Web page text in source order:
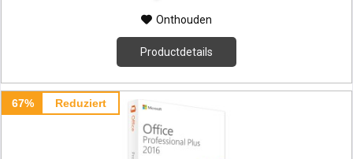
Onthouden
Productdetails
67% Reduziert